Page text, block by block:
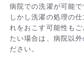
病院での洗濯が可能で
しかし洗濯の処理の
れをおこす可能性も
たい場合は、病院以
ださい。